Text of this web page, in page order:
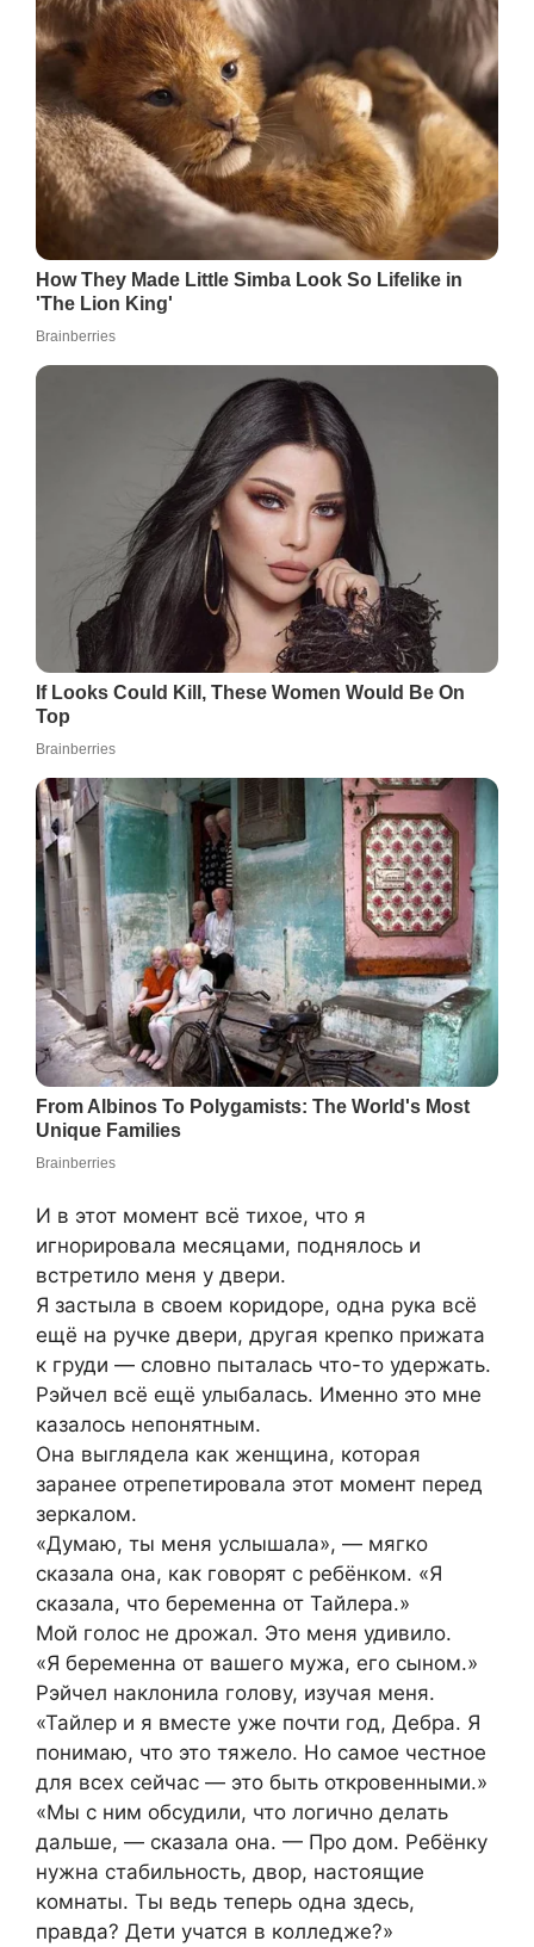
И в этот момент всё тихое, что я
игнорировала месяцами, поднялось и
встретило меня у двери.
Я застыла в своем коридоре, одна рука всё
ещё на ручке двери, другая крепко прижата
к груди — словно пыталась что-то удержать.
Рэйчел всё ещё улыбалась. Именно это мне
казалось непонятным.
Она выглядела как женщина, которая
заранее отрепетировала этот момент перед
зеркалом.
«Думаю, ты меня услышала», — мягко
сказала она, как говорят с ребёнком. «Я
сказала, что беременна от Тайлера.»
Мой голос не дрожал. Это меня удивило.
«Я беременна от вашего мужа, его сыном.»
Рэйчел наклонила голову, изучая меня.
«Тайлер и я вместе уже почти год, Дебра. Я
понимаю, что это тяжело. Но самое честное
для всех сейчас — это быть откровенными.»
«Мы с ним обсудили, что логично делать
дальше, — сказала она. — Про дом. Ребёнку
нужна стабильность, двор, настоящие
комнаты. Ты ведь теперь одна здесь,
правда? Дети учатся в колледже?»